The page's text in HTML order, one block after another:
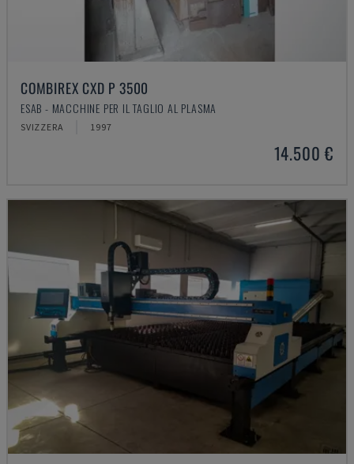
COMBIREX CXD P 3500
ESAB - MACCHINE PER IL TAGLIO AL PLASMA
SVIZZERA 1997
14.500 €